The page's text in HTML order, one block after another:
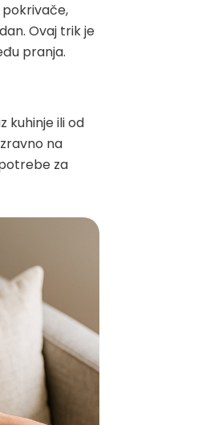
pokrivače,
Ovaj trik je
pranja.
kuhinje ili od
na
za